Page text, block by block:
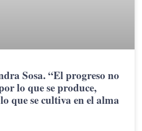
Sosa. “El progreso no
lo que se produce,
que se cultiva en el alma